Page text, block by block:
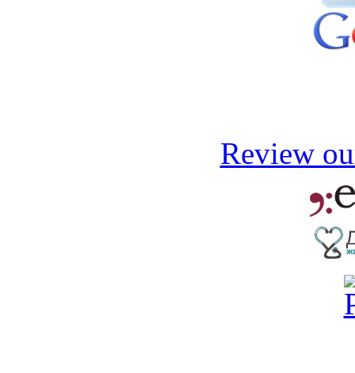
Review